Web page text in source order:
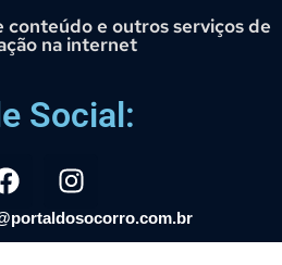
conteúdo e outros serviços de
na internet
Social: